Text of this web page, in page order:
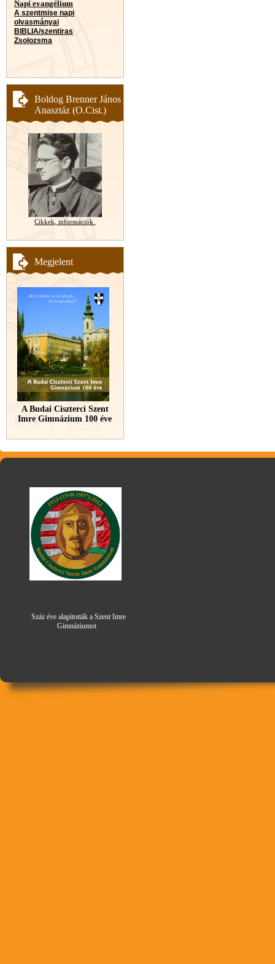
Napi evangélium
A szentmise napi
olvasmányai
BIBLIA/szentiras
Zsolozsma
Boldog Brenner János
Anasztáz (O.Cist.)
Cikkek, információk
Megjelent
A Budai Ciszterci Szent
Imre Gimnázium 100 éve
Száz éve alapították a Szent Imre
Gimnáziumot